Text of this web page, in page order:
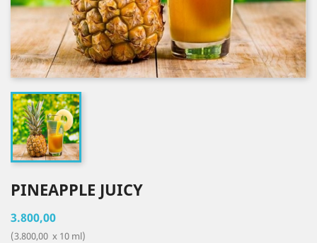
PINEAPPLE JUICY
3.800,00
(3.800,00 x 10 ml)